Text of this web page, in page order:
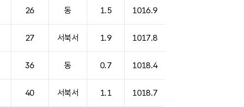
26 동 1.5 1016.9
27 서북서 1.9 1017.8
36 동 0.7 1018.4
40 서북서 1.1 1018.7